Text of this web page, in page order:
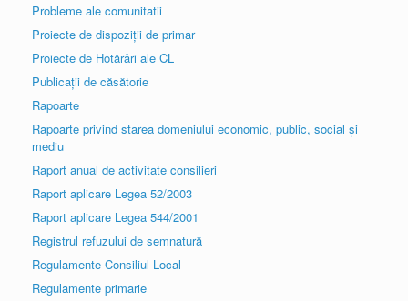
Probleme ale comunitatii
Proiecte de dispoziții de primar
Proiecte de Hotărâri ale CL
Publicații de căsătorie
Rapoarte
Rapoarte privind starea domeniului economic, public, social și
mediu
Raport anual de activitate consilieri
Raport aplicare Legea 52/2003
Raport aplicare Legea 544/2001
Registrul refuzului de semnatură
Regulamente Consiliul Local
Regulamente primarie